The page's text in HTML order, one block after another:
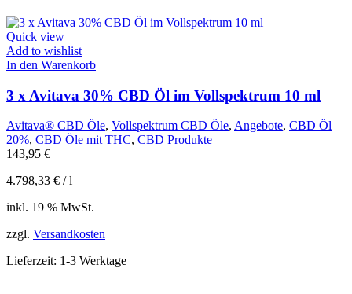
Quick view
Add to wishlist
In den Warenkorb
3 x Avitava 30% CBD Öl im Vollspektrum 10 ml
Avitava® CBD Öle, Vollspektrum CBD Öle, Angebote, CBD Öl
20%, CBD Öle mit THC, CBD Produkte
143,95 €
4.798,33 € /l
inkl. 19 % MwSt.
zzgl. Versandkosten
Lieferzeit: 1-3 Werktage